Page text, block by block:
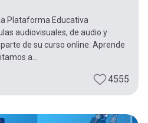
Plataforma Educativa
audiovisuales, de audio y
de su curso online: Aprende
a...
4555